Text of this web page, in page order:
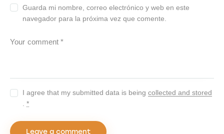
Guarda mi nombre, correo electrónico y web en este
navegador para la próxima vez que comente.
I agree that my submitted data is beingcollected and stored
.*